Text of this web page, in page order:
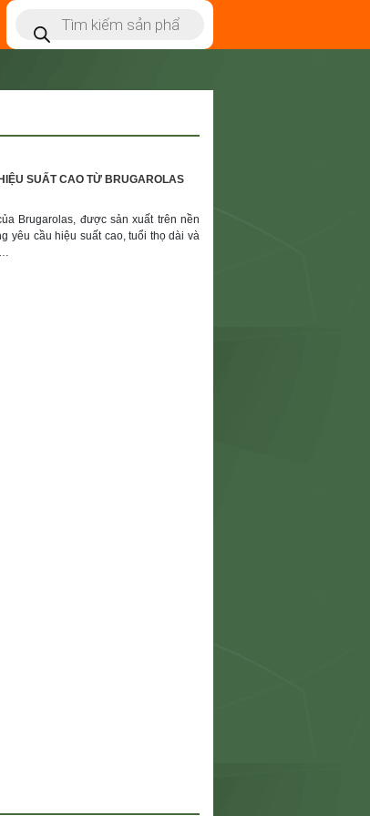
SUẤT CAO TỪ BRUGAROLAS
Brugarolas, được sản xuất trên nền
yêu cầu hiệu suất cao, tuổi thọ dài và
…